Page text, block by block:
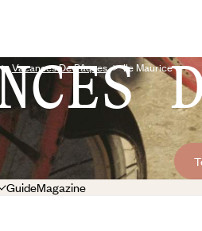
Vacances De Pâques Ile Maurice
GuideMagazine